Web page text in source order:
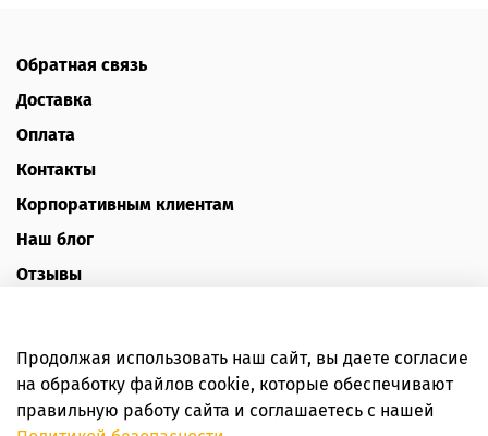
Обратная связь
Доставка
Оплата
Контакты
Корпоративным клиентам
Наш блог
Отзывы
Пользовательское соглашение
Интернет-магазин HoneyForYou
Продолжая использовать наш сайт, вы даете согласие
на обработку файлов cookie, которые обеспечивают
правильную работу сайта и соглашаетесь с нашей